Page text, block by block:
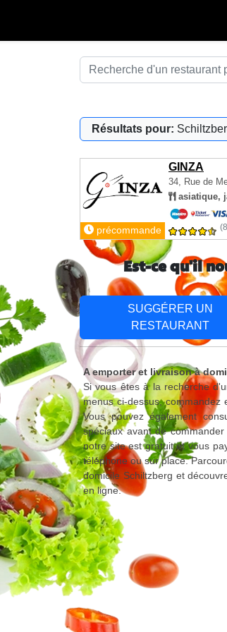
Résultats pour:
GINZA
34, Rue de
asiatique,
précommande
Est-ce qu'il
SUGGÉRER UN
RESTAURANT
A emporter et livraison à
Si vous êtes à la recherche
menus ci-dessus, commandez
Vous pouvez également
spéciaux avant de
notre site est gratuit et vous
téléphone ou sur place.
domicile Schiltzberg et
en ligne.